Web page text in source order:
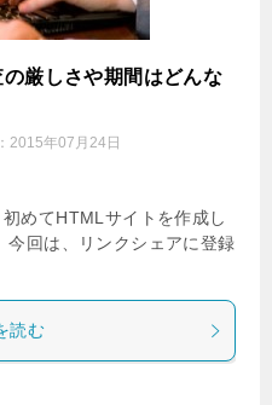
厳しさや期間はどんな
2015年07月24日
めてHTMLサイトを作成し
回は、リンクシェアに登録
読む